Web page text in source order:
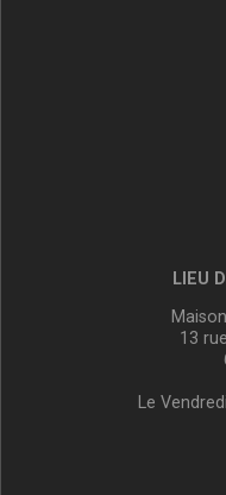
LIEU
13
Le